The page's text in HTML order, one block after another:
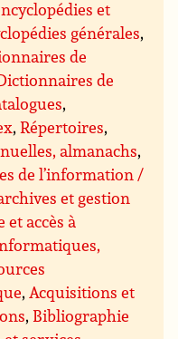
et
générales,
de
de
,
,Répertoires,
almanachs,
de l’information /
et gestion
et accès à
,Acquisitions et
, Bibliographie